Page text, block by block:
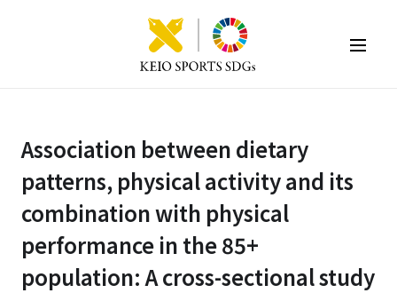
Association between dietary
patterns, physical activity and its
combination with physical
performance in the 85+
population: A cross-sectional study